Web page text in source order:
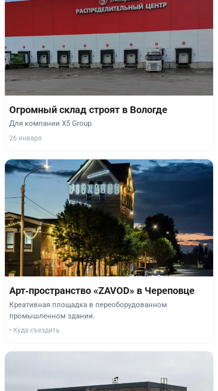
Огромный склад строят в Вологде
Для компании Х5 Group.
26 января
Арт‑пространство «ZAVOD» в Череповце
Креативная площадка в переоборудованном
промышленном здании.
• Куда съездить